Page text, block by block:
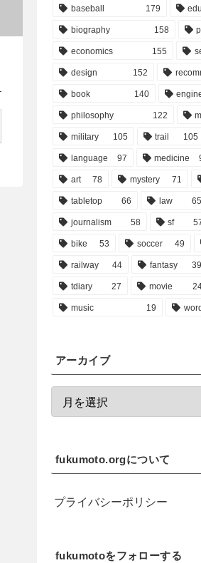
baseball 179
biography 158
economics 155
design 152
book 140
philosophy 122
military 105 trail 105
language 97 medicine
art 78 mystery 71
tabletop 66 law 65
journalism 58 sf
bike 53 soccer 49
railway 44 fantasy 39
tdiary 27 movie
music 19
アーカイブ
fukumoto.orgについて
プライバシーポリシー
fukumotoをフォローする